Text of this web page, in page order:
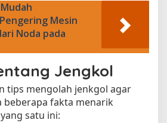
Mesin
Noda pada
Jengkol
tips mengolah jenkgol agar
beberapa fakta menarik
satu ini: